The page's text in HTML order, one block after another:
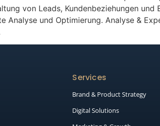
von Leads, Kundenbeziehungen
Analyse und Optimierung. Analyse &
Services
Brand & Product Strategy
Digital Solutions